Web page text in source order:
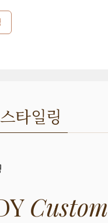
스타일링
Custom